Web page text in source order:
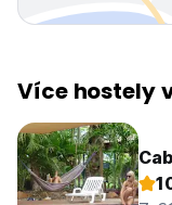
Více hostely